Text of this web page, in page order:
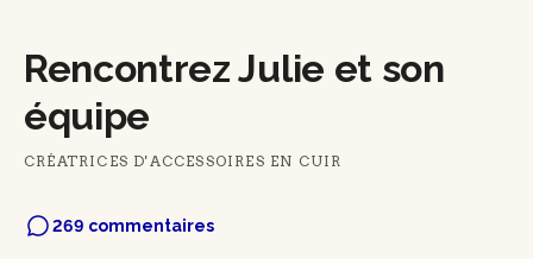
Rencontrez Julie et son
équipe
CRÉATRICES D'ACCESSOIRES EN CUIR
269 commentaires